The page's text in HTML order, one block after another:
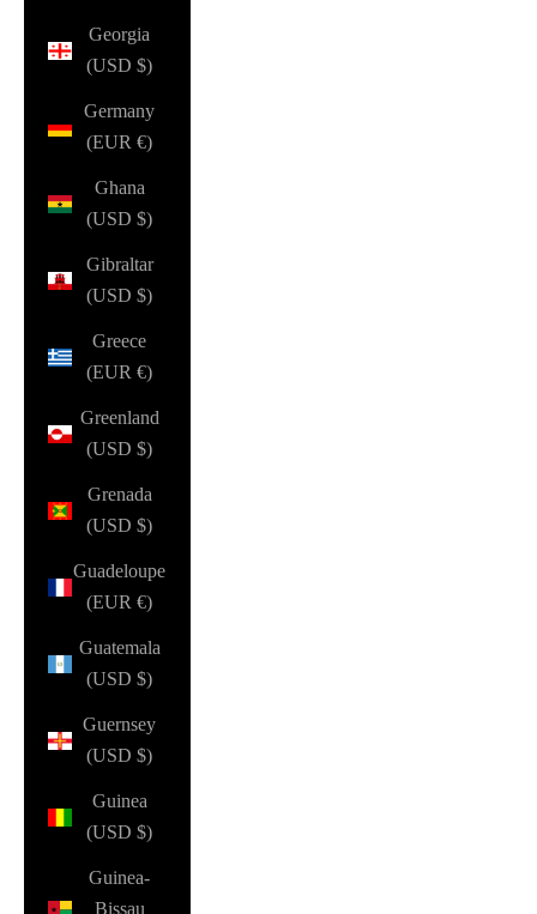
Georgia
(USD $)
Germany
(EUR €)
Ghana
(USD $)
Gibraltar
(USD $)
Greece
(EUR €)
Greenland
(USD $)
Grenada
(USD $)
Guadeloupe
(EUR €)
Guatemala
(USD $)
Guernsey
(USD $)
Guinea
(USD $)
Guinea-
Bissau